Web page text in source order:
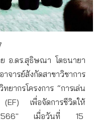
อ.ดร.สุธิษณา โตธนายา
อาจารย์สังกัดสาขาวิชาการ
ทยากรโครงการ“การเล่น
เพื่อจัดการชีวิตให้
เมื่อวันที่
15